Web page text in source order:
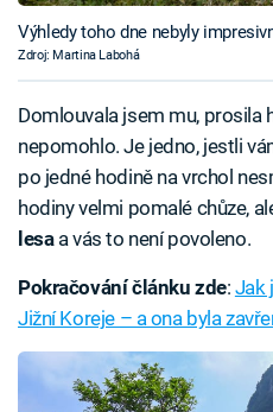
Výhledy toho dne nebyly
Zdroj: Martina Labohá
Domlouvala jsem mu, prosila
nepomohlo. Je jedno, jestli
po jedné hodině na vrchol
hodiny velmi pomalé chůze,
lesaa vás to není povoleno.
Pokračování článku zde: Jak
Jižní Koreje – a ona byla